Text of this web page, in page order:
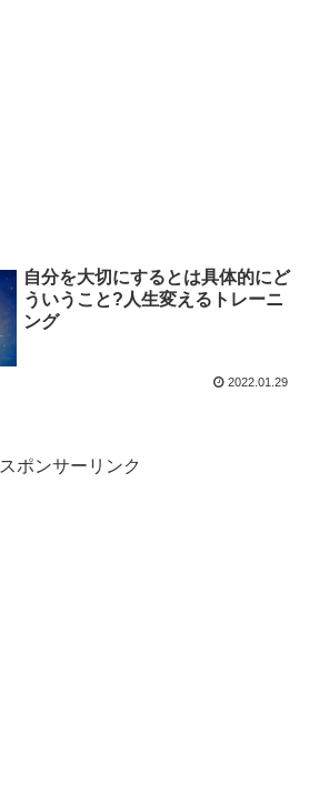
自分を大切にするとは具体的にど
ういうこと?人生変えるトレーニ
ング
2022.01.29
スポンサーリンク